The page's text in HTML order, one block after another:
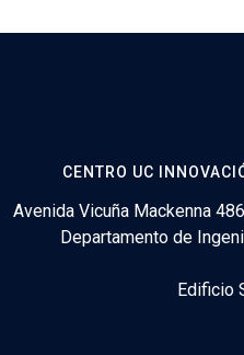
CENTRO UC
Avenida Vicuña Mackenna
Departamento de
Edificio